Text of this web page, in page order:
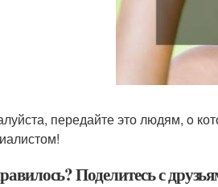
передайте это людям, o
Поделитесь с